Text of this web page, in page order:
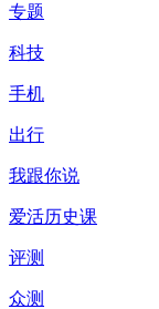
专题
科技
手机
出行
我跟你说
爱活历史课
评测
众测